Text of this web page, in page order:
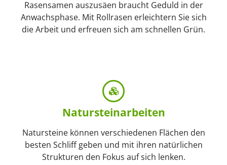
Rasensamen auszusäen braucht Geduld in der
Anwachsphase. Mit Rollrasen erleichtern Sie sich
die Arbeit und erfreuen sich am schnellen Grün.
Naturstein­arbeiten
Natursteine können verschiedenen Flächen den
besten Schliff geben und mit ihren natürlichen
Strukturen den Fokus auf sich lenken.